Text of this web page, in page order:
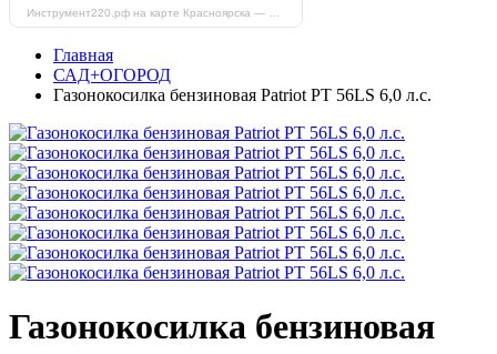
Главная
САД+ОГОРОД
Газонокосилка бензиновая Patriot PТ 56LS 6,0 л.с.
Газонокосилка бензиновая